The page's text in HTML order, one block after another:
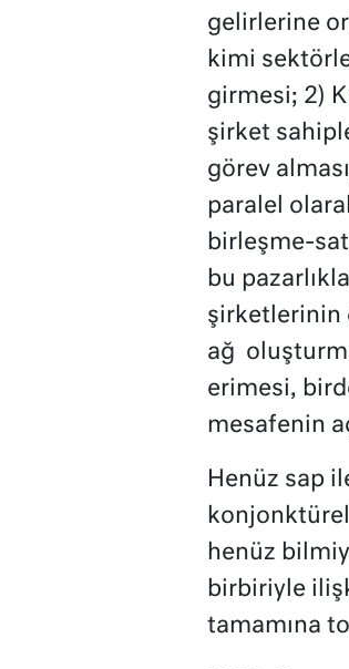
gelirlerine
kimi
girmesi; 2)
şirket
görev
paralel
birleşme-
bu
şirketlerinin
ağ
erimesi,
mesafenin
Henüz sap
henüz
birbiriyle
tamamına